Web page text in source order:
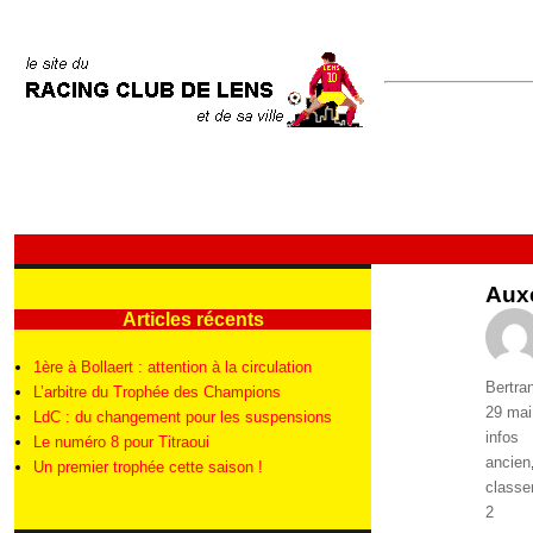
Auteur
Publié
le
29
infos
ancien,
2
Articles récents
1ère à Bollaert : attention à la circulation
L’arbitre du Trophée des Champions
LdC : du changement pour les suspensions
Le numéro 8 pour Titraoui
Un premier trophée cette saison !